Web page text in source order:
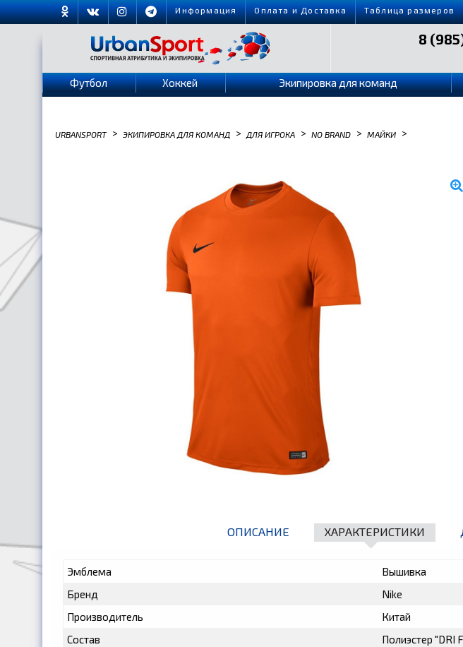
Информация Оплата и Доставка Таблица размеров
8
Футбол Хоккей Экипировка для команд
URBANSPORT > ЭКИПИРОВКА ДЛЯ КОМАНД > ДЛЯ ИГРОКА > NO BRAND > МАЙКИ >
ОПИСАНИЕ ХАРАКТЕРИСТИКИ
Эмблема
Вышивка
Бренд
Nike
Производитель
Китай
Состав
Полиэстер "DRI